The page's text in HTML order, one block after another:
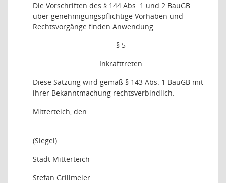
Die Vorschriften des § 144 Abs. 1 und 2 BauGB
über genehmigungspflichtige Vorhaben und
Rechtsvorgänge finden Anwendung
§ 5
Inkrafttreten
Diese Satzung wird gemäß § 143 Abs. 1 BauGB mit
ihrer Bekanntmachung rechtsverbindlich.
Mitterteich, den_______________
(Siegel)
Stadt Mitterteich
Stefan Grillmeier